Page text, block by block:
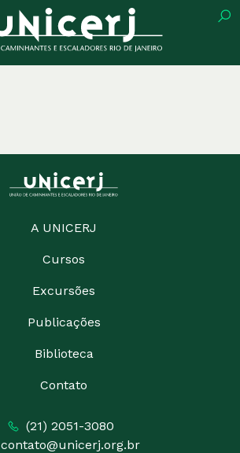
A UNICERJ
Cursos
Excursões
Publicações
Biblioteca
Contato
(21) 2051-3080
contato@unicerj.org.br